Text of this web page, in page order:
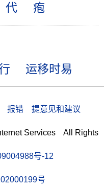
代 疱
运移时易
报错 提意见和建议
Services All Rights
号-12
号